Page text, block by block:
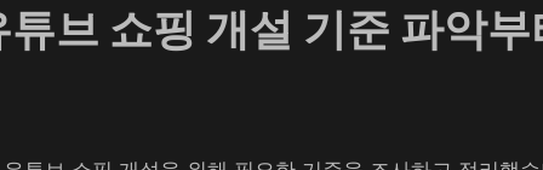
튜브 쇼핑 개설 기준 파악부